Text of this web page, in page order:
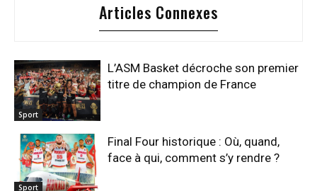
Articles Connexes
Sport
L’ASM Basket décroche son premier
titre de champion de France
Sport
Final Four historique : Où, quand,
face à qui, comment s’y rendre ?